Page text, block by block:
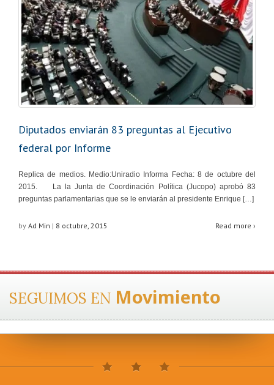
Diputados enviarán 83 preguntas al Ejecutivo
federal por Informe
Replica de medios. Medio:Uniradio Informa Fecha: 8 de octubre del
2015. La la Junta de Coordinación Política (Jucopo) aprobó 83
preguntas parlamentarias que se le enviarán al presidente Enrique […]
by Ad Min | 8 octubre, 2015 Read more ›
SEGUIMOS EN Movimiento